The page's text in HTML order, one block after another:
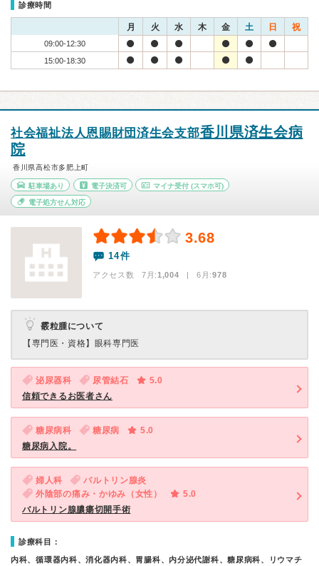
診療時間
月 火 水 木 金 土 日 祝
09:00-12:30
15:00-18:30
社会福祉法人恩賜財団済生会支部香川県済生会病
院
香川県高松市多肥上町
駐車場あり 電子決済可 マイナ受付 (スマホ可)
電子処方せん対応
3.68
14件
アクセス数 7月:1,004 | 6月:978
霰粒腫について
【専門医・資格】 眼科専門医
泌尿器科 尿管結石
5.0
信頼できるお医者さん
糖尿病科 糖尿病
5.0
糖尿病入院。
婦人科
バルトリン腺炎
外陰部の痛み・かゆみ（女性）
5.0
バルトリン腺膿瘍切開手術
診療科目：
内科、循環器内科、消化器内科、胃腸科、内分泌代謝科、糖尿病科、リウマチ